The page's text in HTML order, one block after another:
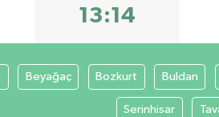
13:14
Beyağaç Bozkurt Buldan
Serinhisar